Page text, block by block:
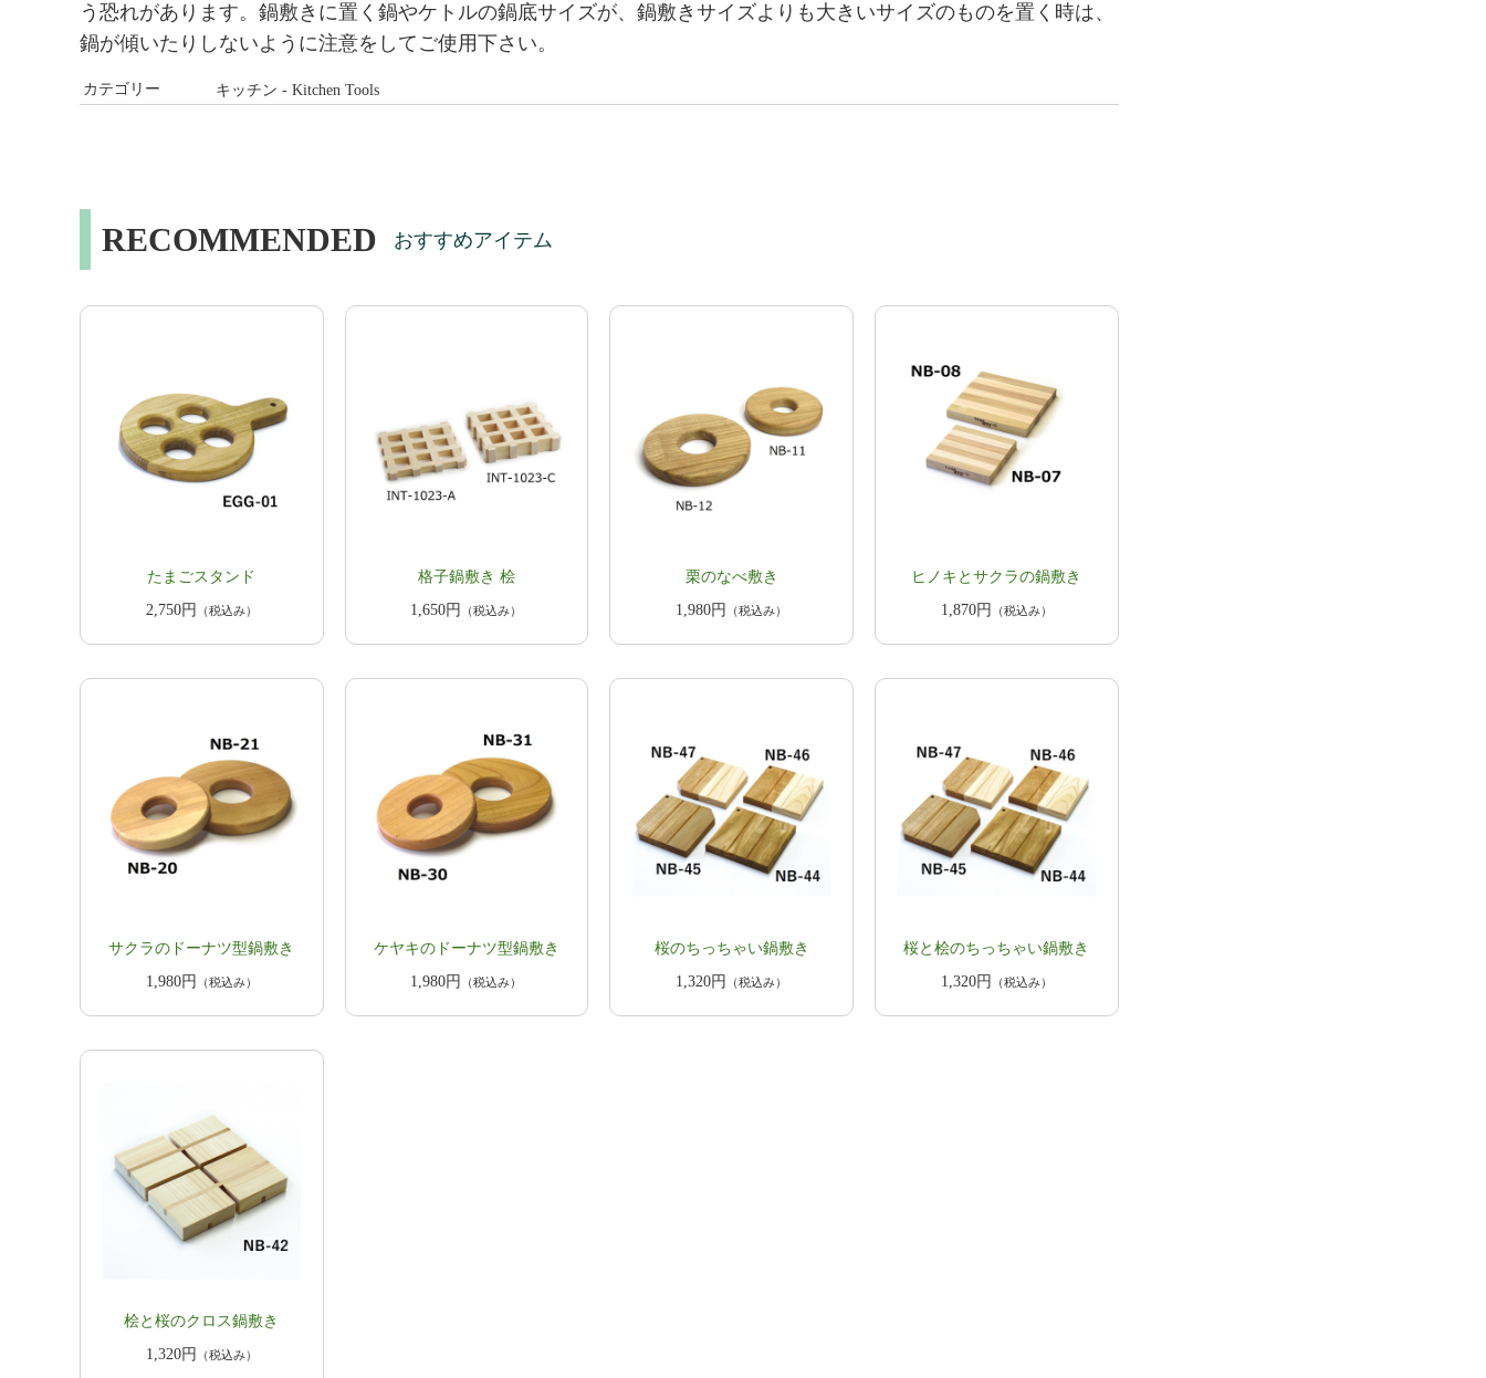
う恐れがあります。鍋敷きに置く鍋やケトルの鍋底サイズが、鍋敷きサイズよりも大きいサイズのものを置く時は、
鍋が傾いたりしないように注意をし てご使用下さい。
カテゴリー キッチン - Kitchen Tools
RECOMMENDED おすすめアイテム
たまごスタンド
2,750円
（税込み）
格子鍋敷き 桧
1,650円
（税込み）
栗のなべ敷き
1,980円
（税込み）
ヒノキとサクラの鍋敷き
1,870円
（税込み）
サクラのドーナツ型鍋敷き
1,980円
（税込み）
ケヤキのドーナツ型鍋敷き
1,980円
（税込み）
桜のちっちゃい鍋敷き
1,320円
（税込み）
桜と桧のちっちゃい鍋敷き
1,320円
（税込み）
桧と桜のクロス鍋敷き
1,320円
（税込み）